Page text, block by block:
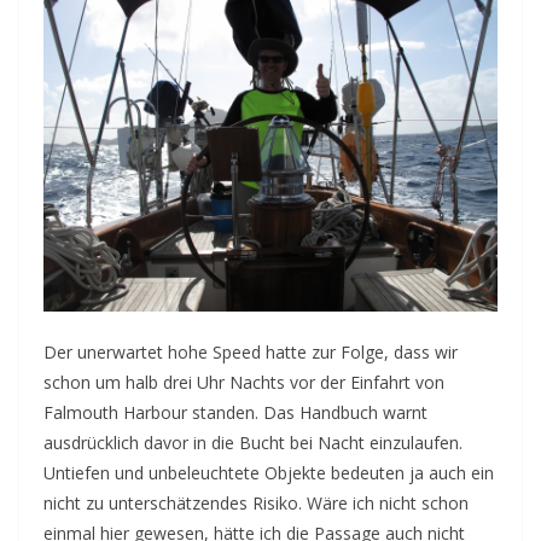
Der unerwartet hohe Speed hatte zur Folge, dass wir
schon um halb drei Uhr Nachts vor der Einfahrt von
Falmouth Harbour standen. Das Handbuch warnt
ausdrücklich davor in die Bucht bei Nacht einzulaufen.
Untiefen und unbeleuchtete Objekte bedeuten ja auch ein
nicht zu unterschätzendes Risiko. Wäre ich nicht schon
einmal hier gewesen, hätte ich die Passage auch nicht